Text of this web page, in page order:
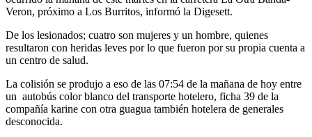
Veron, próximo a Los Burritos, informó la Digesett.
De los lesionados; cuatro son mujeres y un hombre, quienes
resultaron con heridas leves por lo que fueron por su propia cuenta a
un centro de salud.
La colisión se produjo a eso de las 07:54 de la mañana de hoy entre
un autobús color blanco del transporte hotelero, ficha 39 de la
compañía karine con otra guagua también hotelera de generales
desconocida.